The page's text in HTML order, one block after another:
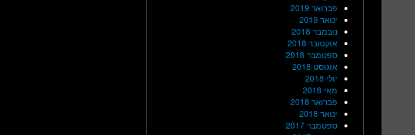
פברואר 2019
ינואר 2019
נובמבר 2018
אוקטובר 2018
ספטמבר 2018
אוגוסט 2018
יולי 2018
מאי 2018
פברואר 2018
ינואר 2018
ספטמבר 2017